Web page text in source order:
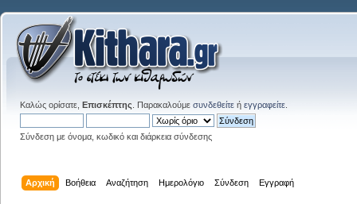
Καλώς ορίσατε, Επισκέπτης . Παρακαλούμε συνδεθείτε ή εγγραφείτε
Σύνδεση με όνομα, κωδικό και διάρκεια σύνδεσης
Αρχική Βοήθεια Αναζήτηση Ημερολόγιο Σύνδεση Εγγραφή